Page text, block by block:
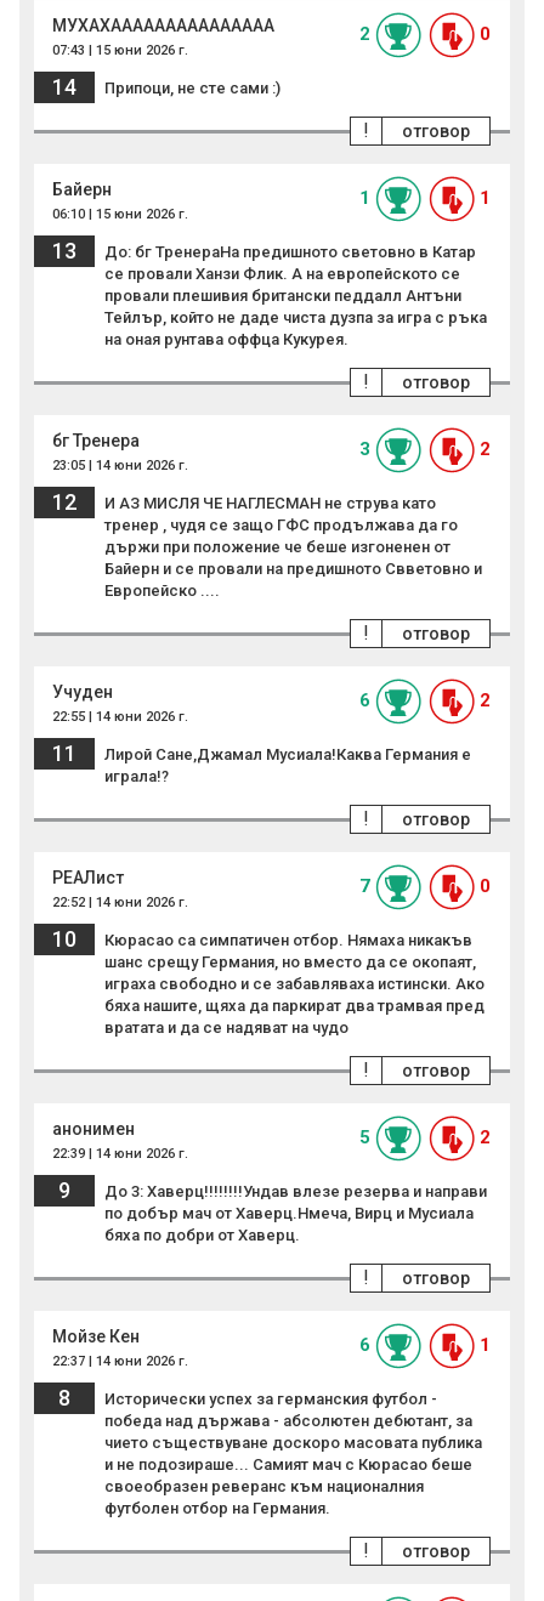
МУХАХААААААААААААААА
07:43 | 15 юни 2026 г.
2 0
14 Припоци, не сте сами :)
отговор
!
Байерн
06:10 | 15 юни 2026 г.
1 1
13
До: бг ТренераНа предишното световно в Катар
се провали Ханзи Флик. А на европейското се
провали плешивия британски педдалл Антъни
Тейлър, който не даде чиста дузпа за игра с ръка
на оная рунтава оффца Кукурея.
отговор
!
бг Тренера
23:05 | 14 юни 2026 г.
3 2
12
И АЗ МИСЛЯ ЧЕ НАГЛЕСМАН не струва като
тренер , чудя се защо ГФС продължава да го
държи при положение че беше изгоненен от
Байерн и се провали на предишното Свветовно и
Европейско ....
отговор
!
Учуден
22:55 | 14 юни 2026 г.
6 2
11
Лирой Сане,Джамал Мусиала!Каква Германия е
играла!?
отговор
!
РЕАЛист
22:52 | 14 юни 2026 г.
7 0
10
Кюрасао са симпатичен отбор. Нямаха никакъв
шанс срещу Германия, но вместо да се окопаят,
играха свободно и се забавляваха истински. Ако
бяха нашите, щяха да паркират два трамвая пред
вратата и да се надяват на чудо
отговор
!
анонимен
22:39 | 14 юни 2026 г.
5 2
9
До 3: Хаверц!!!!!!!!Ундав влезе резерва и направи
по добър мач от Хаверц.Нмеча, Вирц и Мусиала
бяха по добри от Хаверц.
отговор
!
Мойзе Кен
22:37 | 14 юни 2026 г.
6 1
8
Исторически успех за германския футбол -
победа над държава - абсолютен дебютант, за
чието съществуване доскоро масовата публика
и не подозираше... Самият мач с Кюрасао беше
своеобразен реверанс към националния
футболен отбор на Германия.
отговор
!